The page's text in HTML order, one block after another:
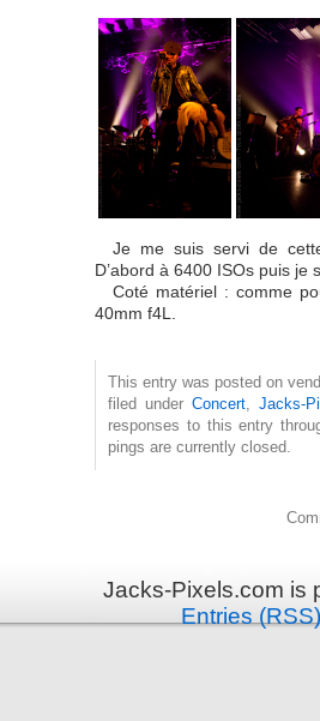
Je me suis servi de
D’abord à 6400 ISOs puis
Coté matériel : comme
40mm f4L.
This entry was posted on
filed under Concert, Jacks-
responses to this entry
pings are currently closed.
Jacks-Pixels.com is
Entries (RSS)